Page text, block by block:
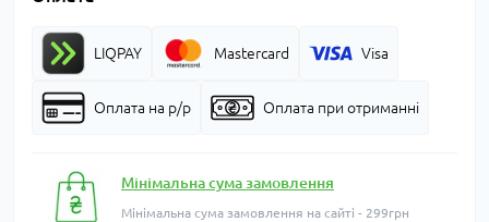
LIQPAY Mastercard Visa
Оплата на р/р Оплата при отриманні
Мінімальна сума замовлення
Мінімальна сума замовлення на сайті - 299грн